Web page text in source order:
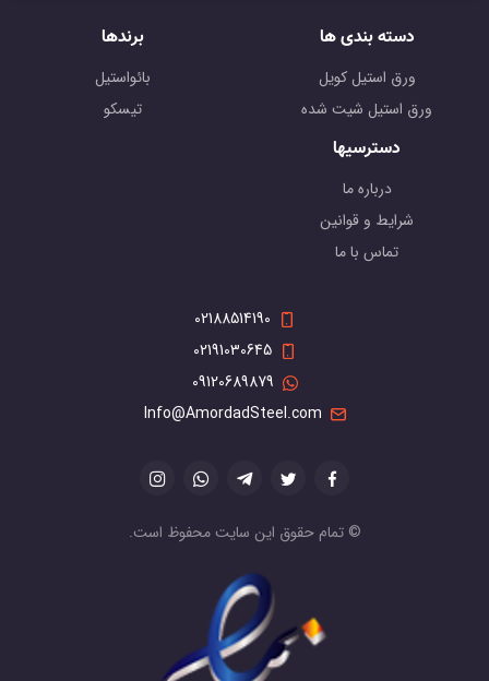
دسته بندی ها
ورق استیل کویل
ورق استیل شیت شده
برندها
بائواستیل
تیسکو
دسترسیها
درباره ما
شرایط و قوانین
تماس با ما
02188514190
02191030645
09120689879
Info@AmordadSteel.com
© تمام حقوق این سایت محفوظ است.